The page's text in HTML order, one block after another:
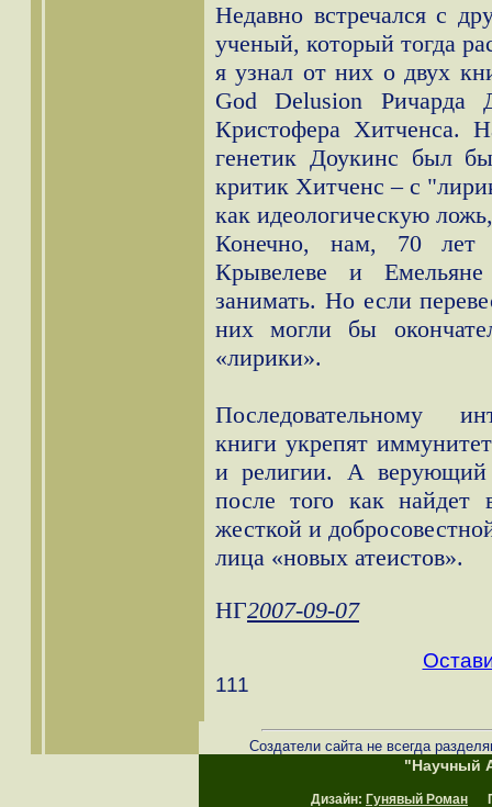
Недавно встречался с
ученый, который тогда
я узнал от них о двух
God Delusion
Кристофера Хитченса.
генетик Доукинс был
критик Хитченс – с
как идеологическую
Конечно, нам, 70 лет
Крывелеве и
занимать. Но если
них могли бы
«лирики».
Последовательному
книги укрепят
и религии. А верующий
после того как найдет
жесткой и
лица «новых атеистов».
НГ2007-09-07
111
Создатели сайта не всегда
"Научный
Дизайн: Гунявый Роман